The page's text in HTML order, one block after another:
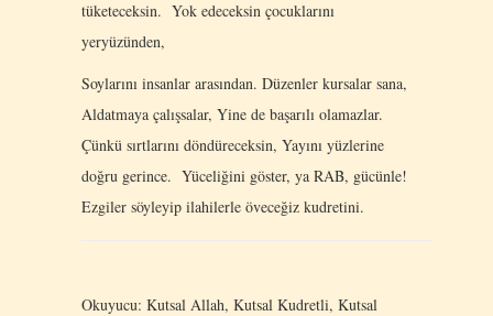
tüketeceksin. Yok edeceksin çocuklarını
yeryüzünden,
Soylarını insanlar arasından. Düzenler kursalar sana,
Aldatmaya çalışsalar, Yine de başarılı olamazlar.
Çünkü sırtlarını döndüreceksin, Yayını yüzlerine
doğru gerince. Yüceliğini göster, ya RAB, gücünle!
Ezgiler söyleyip ilahilerle öveceğiz kudretini.
Okuyucu: Kutsal Allah, Kutsal Kudretli, Kutsal